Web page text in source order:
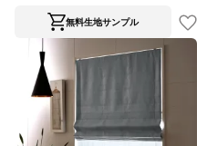
無料生地サンプル